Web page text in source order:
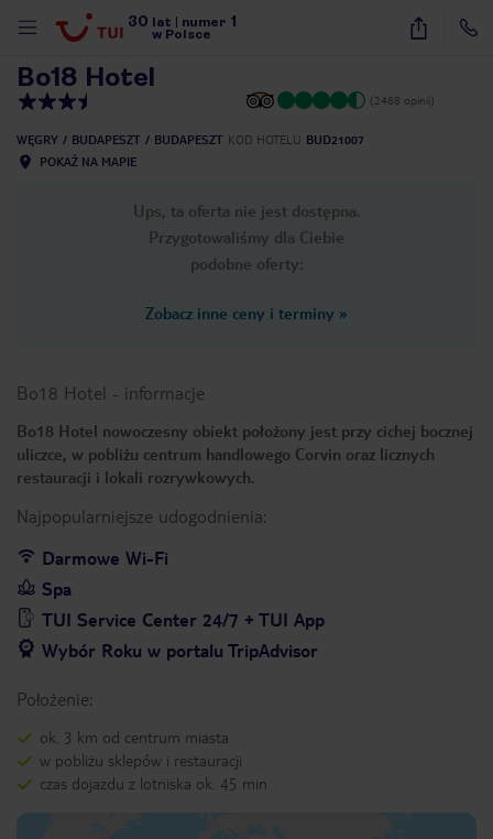
30 lat numer 1
w Polsce
22
Bo18 Hotel
(2488 opinii)
WĘGRY BUDAPESZT BUDAPESZT KOD HOTELU BUD21007
POKAŻ NA MAPIE
Ups, ta oferta nie jest dostępna.
Przygotowaliśmy dla Ciebie
podobne oferty:
Zobacz inne ceny i terminy »
Bo18 Hotel - informacje
Bo18 Hotel nowoczesny obiekt położony jest przy cichej bocznej
uliczce, w pobliżu centrum handlowego Corvin oraz licznych
restauracji i lokali rozrywkowych.
Najpopularniejsze udogodnienia:
Darmowe Wi-Fi
Spa
TUI Service Center 24/7 + TUI App
Wybór Roku w portalu TripAdvisor
Położenie:
ok. 3 km od centrum miasta
w pobliżu sklepów i restauracji
czas dojazdu z lotniska ok. 45 min